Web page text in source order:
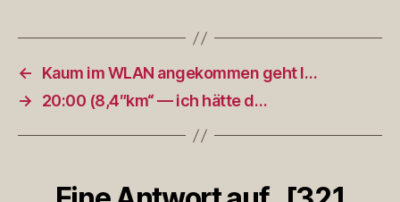
←
Kaum im WLAN angekommen geht I…
→
20:00 (8,4″km“ — ich hätte d…